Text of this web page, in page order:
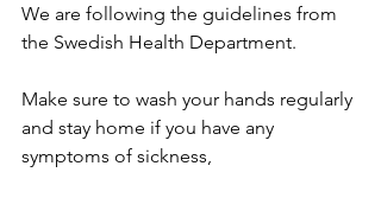
We are following the guidelines from
the Swedish Health Department.
Make sure to wash your hands regularly
and stay home if you have any
symptoms of sickness,